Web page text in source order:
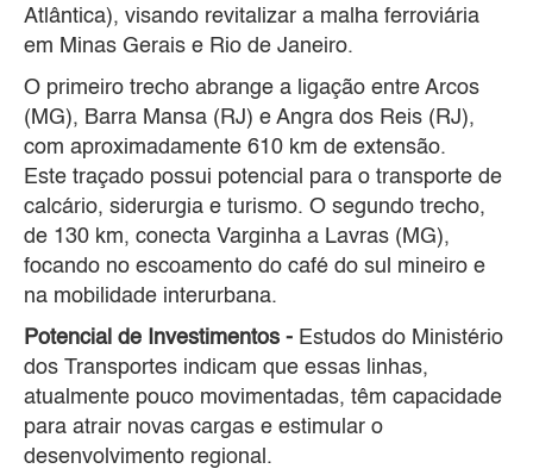
Atlântica), visando revitalizar a malha ferroviária
em Minas Gerais e Rio de Janeiro.
O primeiro trecho abrange a ligação entre Arcos
(MG), Barra Mansa (RJ) e Angra dos Reis (RJ),
com aproximadamente 610 km de extensão.
Este traçado possui potencial para o transporte de
calcário, siderurgia e turismo. O segundo trecho,
de 130 km, conecta Varginha a Lavras (MG),
focando no escoamento do café do sul mineiro e
na mobilidade interurbana.
Potencial de Investimentos - Estudos do Ministério
dos Transportes indicam que essas linhas,
atualmente pouco movimentadas, têm capacidade
para atrair novas cargas e estimular o
desenvolvimento regional.